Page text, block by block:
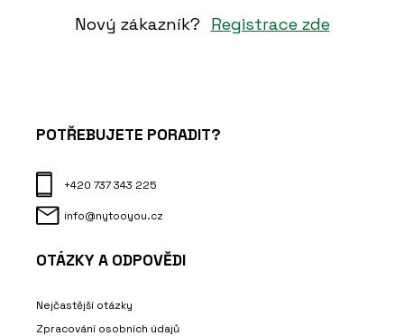
Nový zákazník? Registrace zde
POTŘEBUJETE PORADIT?
+420 737 343 225
info@nytooyou.cz
OTÁZKY A ODPOVĚDI
Nejčastější otázky
Zpracování osobních údajů